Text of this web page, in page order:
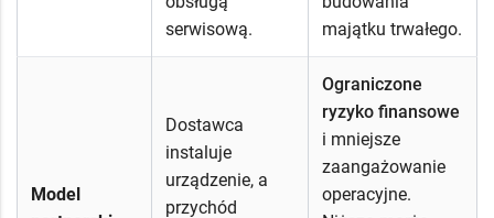
serwisową.
majątku trwałego.
Model
Dostawca
instaluje
urządzenie, a
przychód
Ograniczone
ryzyko finansowe
i mniejsze
zaangażowanie
operacyjne.